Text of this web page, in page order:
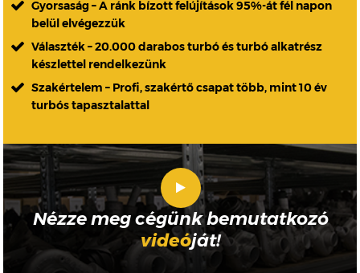
Gyorsaság – A ránk bízott felújítások 95%-át fél napon
belül elvégezzük
Választék – 20.000 darabos turbó és turbó alkatrész
készlettel rendelkezünk
Szakértelem – Profi, szakértő csapat több, mint 10 év
turbós tapasztalattal
Nézze meg cégünk bemutatkozó
videóját!